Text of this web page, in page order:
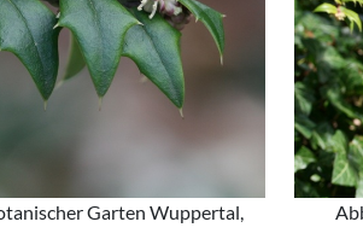
Garten Wuppertal,